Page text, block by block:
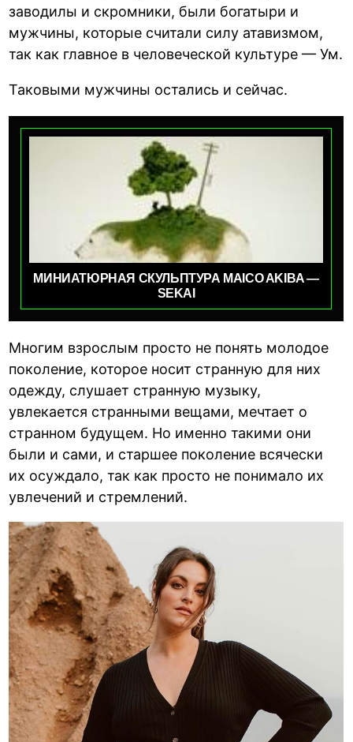
заводилы и скромники, были богатыри и
мужчины, которые считали силу атавизмом,
так как главное в человеческой культуре — Ум.
Таковыми мужчины остались и сейчас.
МИНИАТЮРНАЯ СКУЛЬПТУРА MAICO AKIBA —
SEKAI
Многим взрослым просто не понять молодое
поколение, которое носит странную для них
одежду, слушает странную музыку,
увлекается странными вещами, мечтает о
странном будущем. Но именно такими они
были и сами, и старшее поколение всячески
их осуждало, так как просто не понимало их
увлечений и стремлений.